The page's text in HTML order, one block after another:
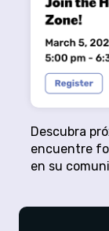
Descubra
encuentre
en su